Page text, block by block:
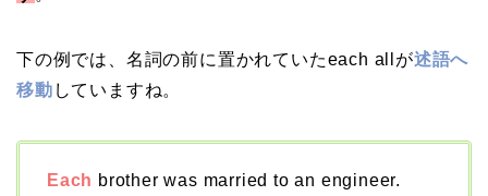
下の例では、名詞の前に置かれていたeach allが述語へ
移動 していますね。
Each brother was married to an engineer.